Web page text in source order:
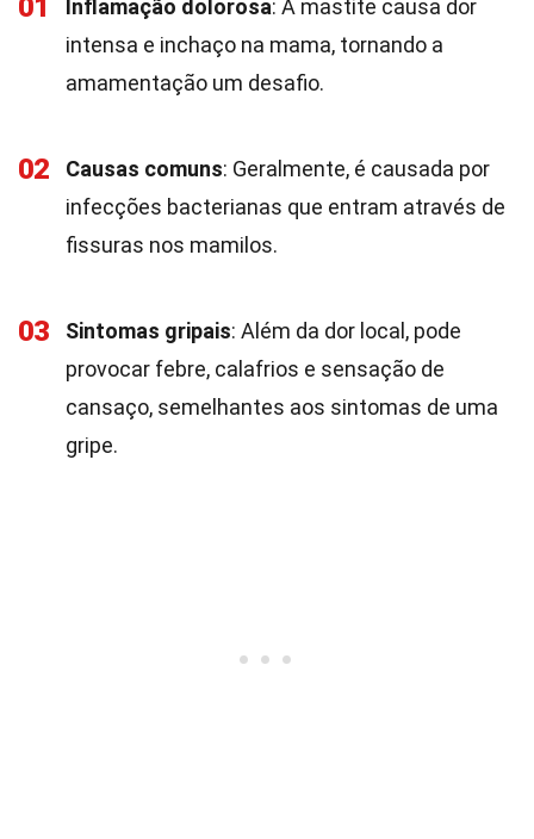
01 Inflamação dolorosa: A mastite causa dor
intensa e inchaço na mama, tornando a
amamentação um desafio.
02 Causas comuns: Geralmente, é causada por
infecções bacterianas que entram através de
fissuras nos mamilos.
03 Sintomas gripais: Além da dor local, pode
provocar febre, calafrios e sensação de
cansaço, semelhantes aos sintomas de uma
gripe.